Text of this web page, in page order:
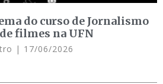
do curso de Jornalismo
filmes na UFN
17/06/2026